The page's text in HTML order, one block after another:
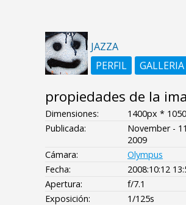
JAZZA
PERFIL
GALLERIA
propiedades de la
Dimensiones:
1400px *
Publicada:
November -
2009
Cámara:
Olympus
Fecha:
2008:10:12
Apertura:
f/7.1
Exposición:
1/125s